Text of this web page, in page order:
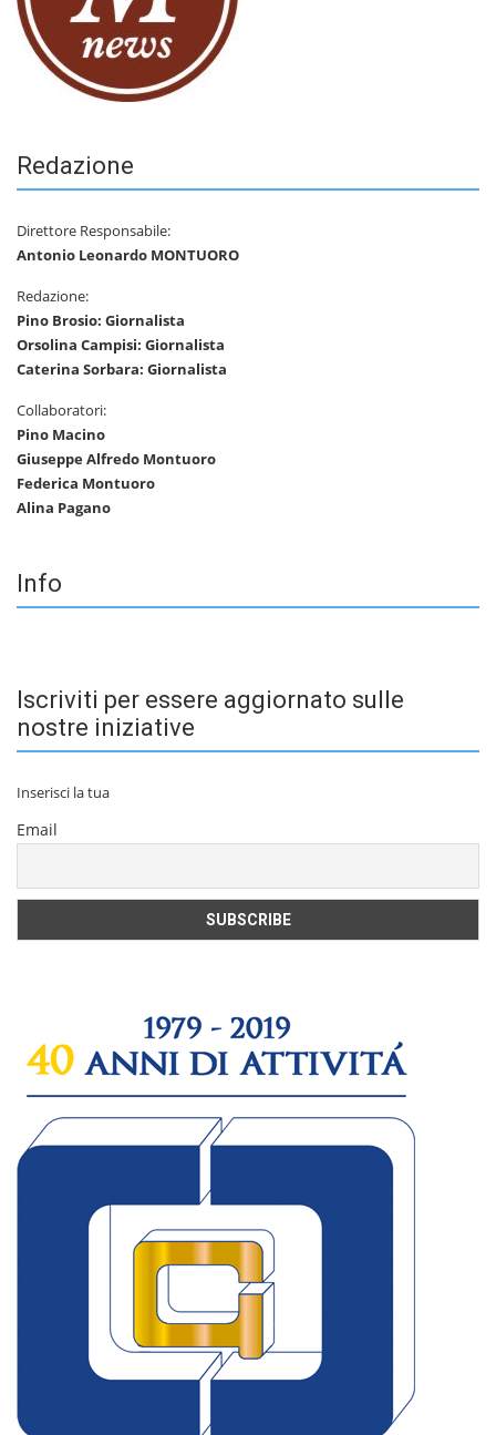
Redazione
Direttore Responsabile:
Antonio Leonardo MONTUORO
Redazione:
Pino Brosio: Giornalista
Orsolina Campisi: Giornalista
Caterina Sorbara: Giornalista
Collaboratori:
Pino Macino
Giuseppe Alfredo Montuoro
Federica Montuoro
Alina Pagano
Info
Iscriviti per essere aggiornato sulle
nostre iniziative
Inserisci la tua
Email